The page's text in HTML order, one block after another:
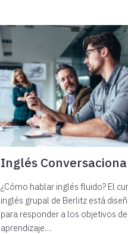
Inglés
¿Cómo hablar inglés fluido? El
inglés grupal de Berlitz está
para responder a los objetivos de
aprendizaje…